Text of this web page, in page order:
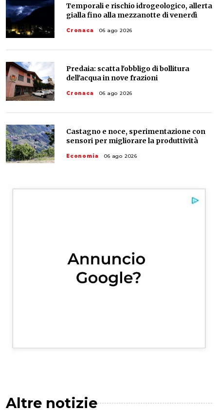
Temporali e rischio idrogeologico, allerta
gialla fino alla mezzanotte di venerdì
Cronaca 06 ago 2026
Predaia: scatta l'obbligo di bollitura
dell'acqua in nove frazioni
Cronaca 06 ago 2026
Castagno e noce, sperimentazione con
sensori per migliorare la produttività
Economia 06 ago 2026
Altre notizie